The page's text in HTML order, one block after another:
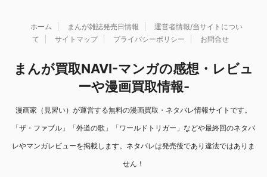
ホーム まんが雑誌発売日情報
運営者情報/当サイトについ
て
サイトマップ プライバシーポリシー お問合せ
まんが買取NAVI-マンガの感想・レビュ
ーや漫画買取情報-
漫画家（見習い）が運営する無料の漫画買取・ネタバレ情報サイトです。
「ザ・ファブル」「外道の歌」「ワールドトリガー」などや最終回のネタバ
レやマンガレビューを掲載します。ネタバレは発売後であり違法ではありま
せん！